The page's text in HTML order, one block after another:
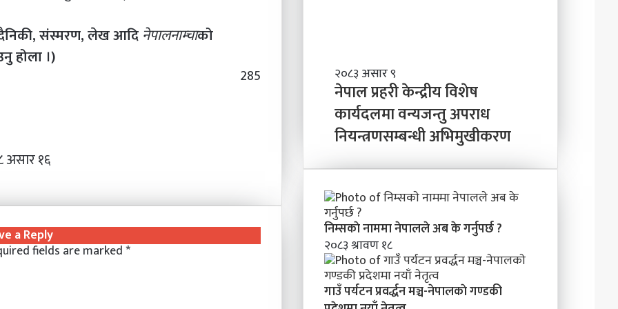
संस्मरण, लेख आदिनेपालनाम्चाको
होला ।)
असार १६
285
a Reply
fields are marked*
ब
न्न
चा
ह
न्छौ
?
ने
पा
ल
प्र
ह
के
य
वि
शे
ष
का
र्य
द
ल
२०८३ असार ९
नेपाल प्रहरी केन्द्रीय विशेष
कार्यदलमा वन्यजन्तु अपराध
नियन्त्रणसम्बन्धी अभिमुखीकरण
निम्सकाे नाममा नेपालले अब के गर्नुपर्छ ?
२०८३ श्रावण १८
गाउँ पर्यटन प्रवर्द्धन मञ्च-नेपालकाे गण्डकी